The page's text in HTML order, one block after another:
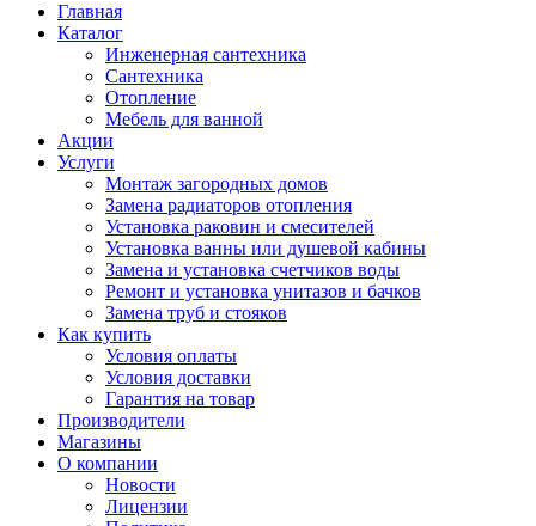
Главная
Каталог
Инженерная сантехника
Сантехника
Отопление
Мебель для ванной
Акции
Услуги
Монтаж загородных домов
Замена радиаторов отопления
Установка раковин и смесителей
Установка ванны или душевой кабины
Замена и установка счетчиков воды
Ремонт и установка унитазов и бачков
Замена труб и стояков
Как купить
Условия оплаты
Условия доставки
Гарантия на товар
Производители
Магазины
О компании
Новости
Лицензии